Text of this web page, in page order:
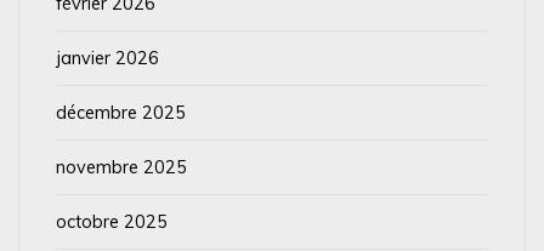
janvier 2026
décembre 2025
novembre 2025
octobre 2025